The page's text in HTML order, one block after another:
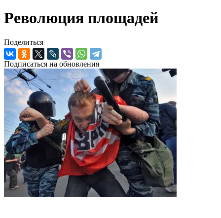
Революция площадей
Поделиться
Подписаться на обновления